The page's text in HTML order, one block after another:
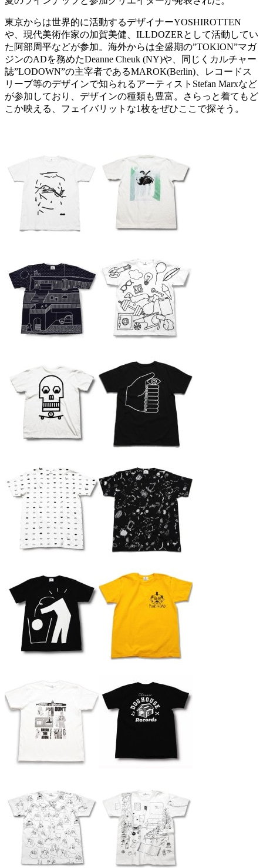
東京からは世界的に活動するデザイナーYOSHIROTTEN
や、現代美術作家の加賀美健、ILLDOZERとして活動してい
た阿部周平などが参加。海外からは全盛期の”TOKION”マガ
ジンのADを務めたDeanne Cheuk (NY)や、同じくカルチャー
誌”LODOWN”の主宰者であるMAROK(Berlin)、レコードス
リーブ等のデザインで知られるアーティストStefan Marxなど
が参加しており、デザインの種類も豊富。さらっと着てもど
こか映える、フェイバリットな1枚をぜひここで探そう。